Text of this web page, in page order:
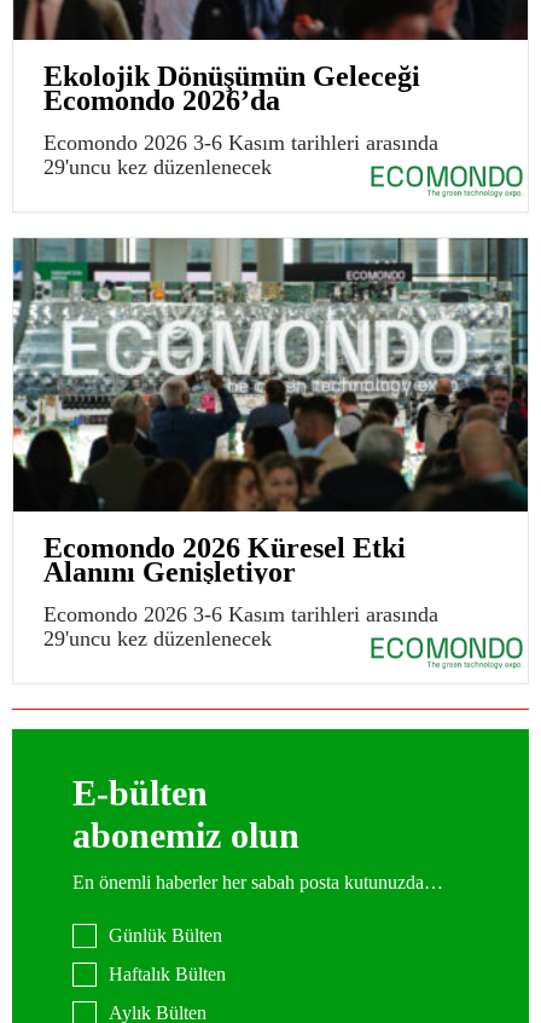
Ekolojik Dönüşümün Geleceği
Ecomondo 2026’da
Ecomondo 2026 3-6 Kasım tarihleri arasında
29'uncu kez düzenlenecek
Ecomondo 2026 Küresel Etki
Alanını Genişletiyor
Ecomondo 2026 3-6 Kasım tarihleri arasında
29'uncu kez düzenlenecek
E-bülten
abonemiz olun
En önemli haberler her sabah posta kutunuzda…
Günlük Bülten
Haftalık Bülten
Aylık Bülten